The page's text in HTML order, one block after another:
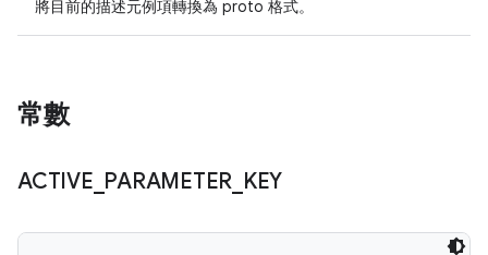
將目前的描述元例項轉換為 proto 格式。
常數
ACTIVE PARAMETER KEY